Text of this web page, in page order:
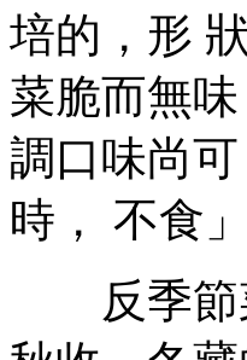
培的，形
菜脆而無
調口味尚
時， 不食
反季節菜